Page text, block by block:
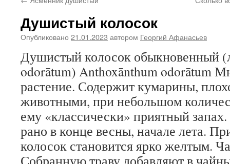
Душистый колосок
Опубликовано 21.01.2023 автором Георгий Афанасьев
Душистый колосок обыкновенный
odorātum) Anthoxānthum odorātum
растение. Содержит кумарины,
животными, при небольшом
ему «классически» приятный
рано в конце весны, начале лета.
колосок становится ярко желтым.
Собранную траву добавляют в